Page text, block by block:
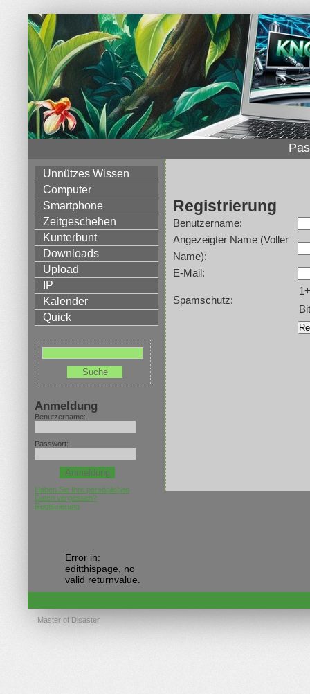
Unnützes Wissen
Computer
Smartphone
Zeitgeschehen
Kunterbunt
Downloads
Upload
IP
Kalender
Quick
Anmeldung
Benutzername:
Passwort:
Haben Sie Ihre persönlichen
Daten vergessen?
Registrierung
Error in:
editthispage, no
valid returnvalue.
Registrierung
Benutzername:
Angezeigter Name (Voller
Name):
E-Mail:
Spamschutz:
Master of Disaster